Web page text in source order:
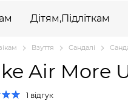
Дітям,Підліткам
Взуття Сандалі
Air More
1 відгук